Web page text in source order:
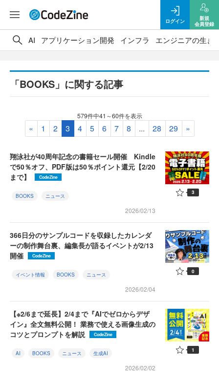
ログイン
新規
会員登録
AI アプリケーション開発 インフラ エンジニアの生き
「BOOKS」に関する記事
579件中41～60件を表示
« 1 2 3 4 5 6 7 8 ... 28 29 »
翔泳社が40周年記念の書籍セール開催 Kindle
で50％オフ、PDF版は50％ポイント還元【2/20
まで】
CodeZine
BOOKS ニュース
2026/02/13
3
366日分のサンプルコードを収録したカレンダ
ーの制作舞台裏、編集長が語るイベントが2/13
開催
CodeZine
イベント情報 BOOKS ニュース
2026/02/04
0
【※2/6まで延長】2/4まで『AIでゼロからデザ
イン』全文無料公開！ 業務で使える画像生成の
コツとプロンプトを解説
CodeZine
AI BOOKS ニュース 生成AI
2026/02/02
1